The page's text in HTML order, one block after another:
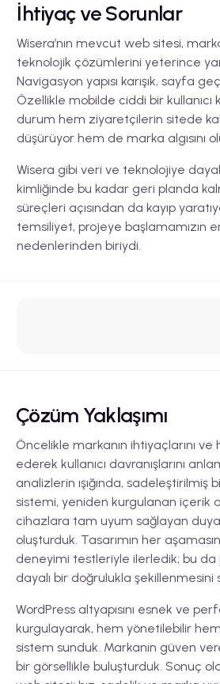
İhtiyaç ve Sorunlar
Wisera’nın mevcut web sitesi,
teknolojik çözümlerini yeterince
Navigasyon yapısı karışık, sayfa
Özellikle mobilde ciddi bir kullanıcı
durum hem ziyaretçilerin sitede
düşürüyor hem de marka algısını
Wisera gibi veri ve teknolojiye
kimliğinde bu kadar geri planda
süreçleri açısından da kayıp
temsiliyet, projeye başlamamızın
nedenlerinden biriydi.
Çözüm Yaklaşımı
Öncelikle markanın ihtiyaçlarını
ederek kullanıcı davranışlarını
analizlerin ışığında, sadeleştirilmiş
sistemi, yeniden kurgulanan içerik
cihazlara tam uyum sağlayan
oluşturduk. Tasarımın her
deneyimi testleriyle ilerledik; bu da
dayalı bir doğrulukla şekillenmesini
WordPress altyapısını esnek ve
kurgulayarak, hem yönetilebilir
sistem sunduk. Markanın güven
bir görsellikle buluşturduk. Sonuç